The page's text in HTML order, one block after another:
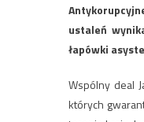
ustaleń
łapówki
Wspólny deal
których